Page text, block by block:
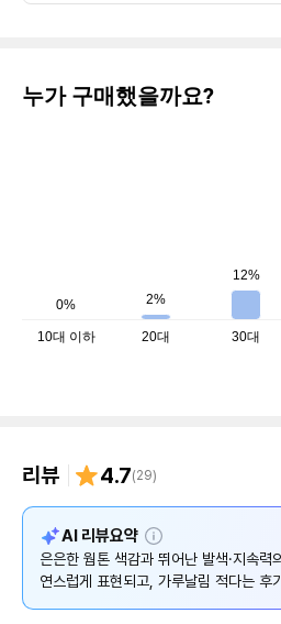
누가 구매했을까요?
0% 2%
12%
10대 이하 20대 30대
리뷰 4.7(29)
AI 리뷰요약 설
명
은은한 웜톤 색감과 뛰어난 발색·지속력
연스럽게 표현되고, 가루날림 적다는 후